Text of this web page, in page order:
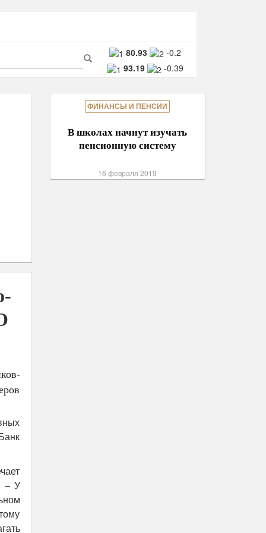
80.93
-0.2
93.19
-0.39
Поиск
– У
ФИНАНСЫ И ПЕНСИИ
В школах начнут изучать
пенсионную систему
16 февраля 2019